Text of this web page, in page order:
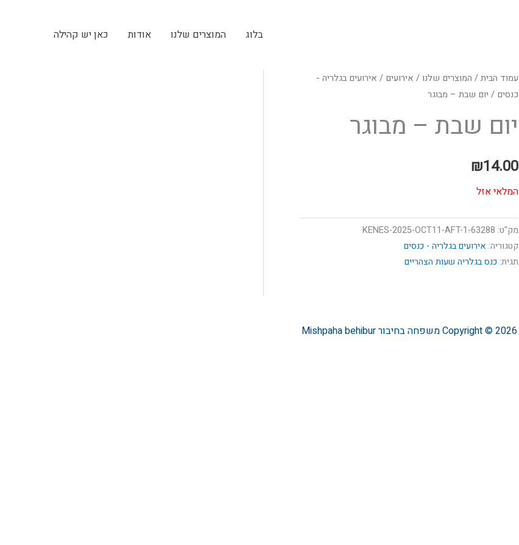
בלוג המוצרים שלנו אודות כאן יש קהילה
עמוד הבית/ המוצרים שלנו/ אירועים / אירועים בגלריה -
כנסים / יום שבת – מבוגר
יום שבת – מבוגר
₪14.00
המלאי אזל
מק"ט: 63288-KENES-2025-OCT11-AFT-1
קטגוריה: אירועים בגלריה - כנסים
תגית: כנס בגלריה שעות הצהריים
Copyright © 2026משפחה בחיבור